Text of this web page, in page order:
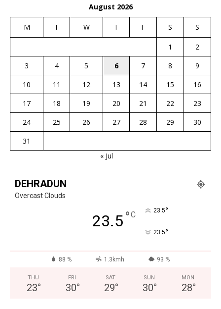
August 2026
M T W T F S S
1
2
3
4 5 6 7 8
9
10
11 12 13 14 15
16
17
18 19 20 21 22
23
24
25 26 27 28 29
30
31
« Jul
DEHRADUN
Overcast Clouds
23.5°C 23.5°
23.5°
88 % 1.3kmh 93 %
THU
23°
FRI
30°
SAT
29°
SUN
30°
MON
28°